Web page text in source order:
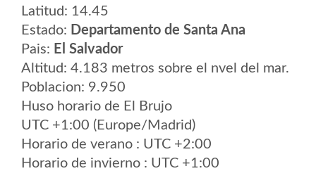
Latitud: 14.45
Estado: Departamento de Santa Ana
Pais: El Salvador
Altitud: 4.183 metros sobre el nvel del mar.
Poblacion: 9.950
Huso horario de El Brujo
UTC +1:00 (Europe/Madrid)
Horario de verano : UTC +2:00
Horario de invierno : UTC +1:00